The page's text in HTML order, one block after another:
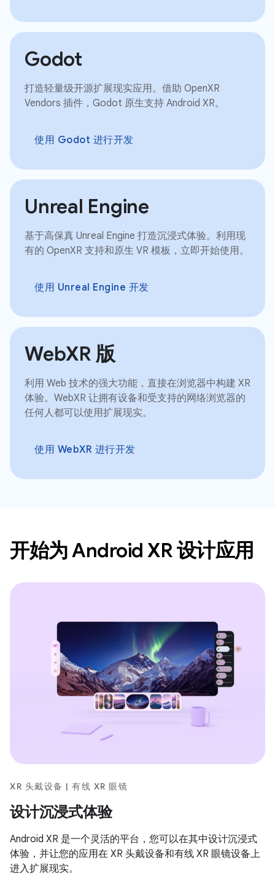
Godot
打造轻量级开源扩展现实应用。借助 OpenXR
Vendors 插件，Godot 原生支持 Android XR。
使用 Godot 进行开发
Unreal Engine
基于高保真 Unreal Engine 打造沉浸式体验。利用现
有的 OpenXR 支持和原生 VR 模板，立即开始使用。
使用 Unreal Engine 开发
WebXR 版
利用 Web 技术的强大功能，直接在浏览器中构建 XR
体验。WebXR 让拥有设备和受支持的网络浏览器的
任何人都可以使用扩展现实。
使用 WebXR 进行开发
开始为 Android XR 设计应用
XR 头戴设备 | 有线 XR 眼镜
设计沉浸式体验
Android XR 是一个灵活的平台，您可以在其中设计沉浸式
体验，并让您的应用在 XR 头戴设备和有线 XR 眼镜设备上
进入扩展现实。